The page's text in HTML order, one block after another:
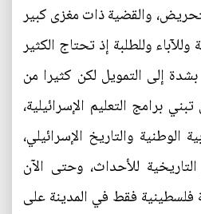
والقضية ذات مغزى كبير
وللآباء وللطلبة إذ تحتاج الكثير
إلى التمويل لكن كثيرا من
برامج التعليم الإسرائيلية،
الوطنية والتاريخ الإسرائيلي،
للأحداث، وحتى الآن
فقط في المدينة على